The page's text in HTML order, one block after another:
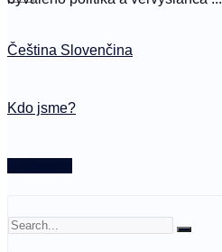
Čeština Slovenčina
Kdo jsme?